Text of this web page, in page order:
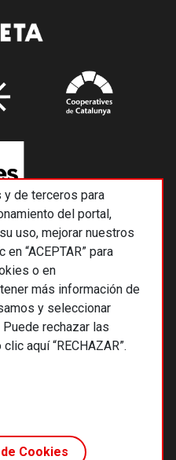
de terceros para
del portal,
uso, mejorar nuestros
“ACEPTAR” para
o en
más información de
y seleccionar
rechazar las
aquí “RECHAZAR”.
Cookies
SCCL
de uso
cookies